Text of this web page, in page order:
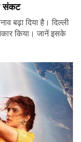
संकट
बढ़ा दिया है। दिल्ली
किया। जानें इसके